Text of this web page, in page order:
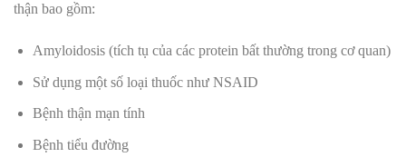
thận bao gồm:
Amyloidosis (tích tụ của các protein bất thường trong cơ quan)
Sử dụng một số loại thuốc như NSAID
Bệnh thận mạn tính
Bệnh tiểu đường